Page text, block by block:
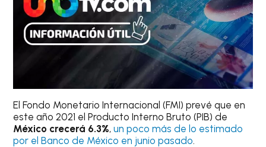
El Fondo Monetario Internacional (FMI) prevé que en
este año 2021 el Producto Interno Bruto (PIB) de
México crecerá 6.3%,un poco más de lo estimado
por el Banco de México en junio pasado.